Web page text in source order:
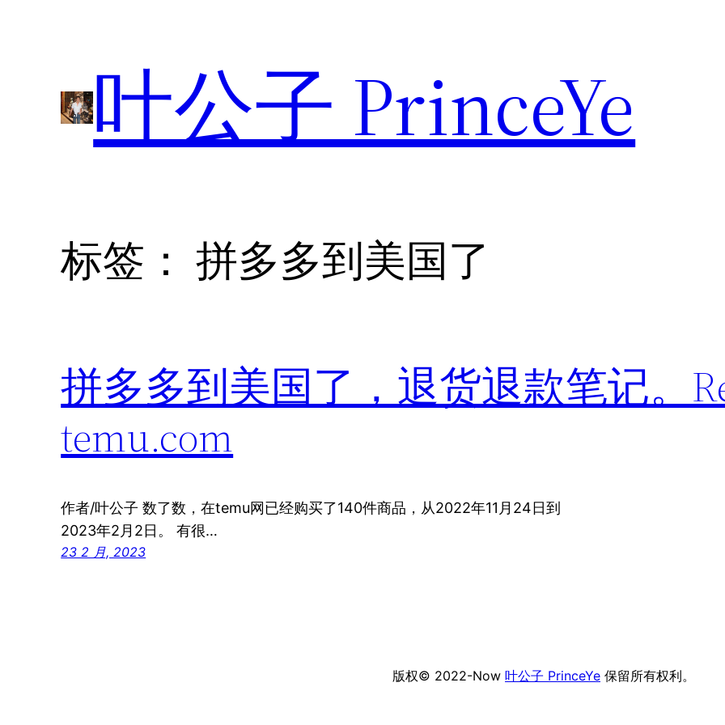
叶公子 PrinceYe
标签：拼多多到美国了
拼多多到美国了，退货退款笔记。
temu.com
作者/叶公子 数了数，在temu网已经购买了140件商品，从2022年11月24日到
2023年2月2日。 有很…
23 2 月, 2023
版权© 2022-Now 叶公子 PrinceYe 保留所有权利。